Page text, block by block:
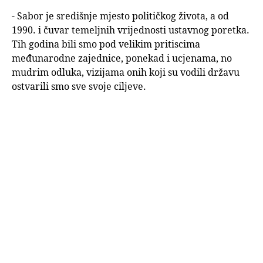
- Sabor je središnje mjesto političkog života, a od
1990. i čuvar temeljnih vrijednosti ustavnog poretka.
Tih godina bili smo pod velikim pritiscima
međunarodne zajednice, ponekad i ucjenama, no
mudrim odluka, vizijama onih koji su vodili državu
ostvarili smo sve svoje ciljeve.